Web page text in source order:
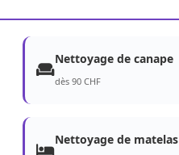
Nettoyage de canape
dès 90 CHF
Nettoyage de matelas